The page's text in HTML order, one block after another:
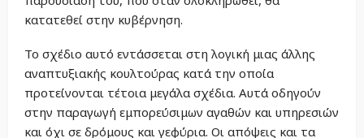
κατατεθεί στην κυβέρνηση.
Το σχέδιο αυτό εντάσσεται στη λογική μιας άλλης
αναπτυξιακής κουλτούρας κατά την οποία
προτείνονται τέτοια μεγάλα σχέδια. Αυτά οδηγούν
στην παραγωγή εμπορεύσιμων αγαθών και υπηρεσιών
και όχι σε δρόμους και γεφύρια. Οι απόψεις και τα